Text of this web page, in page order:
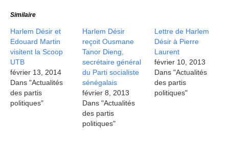
Similaire
Harlem Désir et
Edouard Martin
visitent la Scoop
UTB
février 13, 2014
Dans "Actualités
des partis
politiques"
Harlem Désir
reçoit Ousmane
Tanor Dieng,
secrétaire général
du Parti socialiste
sénégalais
février 8, 2013
Dans "Actualités
des partis
politiques"
Lettre de Harlem
Désir à Pierre
Laurent
février 10, 2013
Dans "Actualités
des partis
politiques"